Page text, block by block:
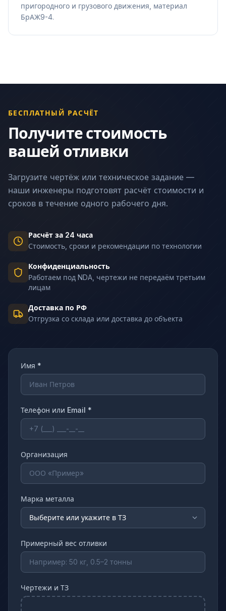
пригородного и грузового движения, материал
БрАЖ9-4.
БЕСПЛАТНЫЙ РАСЧЁТ
Получите стоимость
вашей отливки
Загрузите чертёж или техническое задание —
наши инженеры подготовят расчёт стоимости и
сроков в течение одного рабочего дня.
Расчёт за 24 часа
Стоимость, сроки и рекомендации по технологии
Конфиденциальность
Работаем под NDA, чертежи не передаём третьим
лицам
Доставка по РФ
Отгрузка со склада или доставка до объекта
Имя *
Телефон или Email *
Организация
Марка металла
Примерный вес отливки
Чертежи и ТЗ